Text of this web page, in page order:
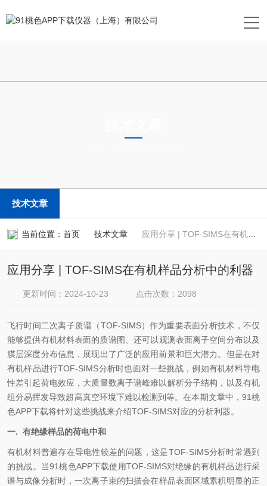
技术文章
当前位置： 首页 技术文章 应用分享 | TOF-SIMS在有机样品分析中的利器
应用分享 | TOF-SIMS在有机样品分析中的利器
更新时间：2024-10-23 点击次数：2098
飞行时间二次离子质谱（TOF-SIMS）作为重要表面分析技术，不仅
能够提供有机材料表面的质谱图、还可以观测表面离子空间分布以及
膜层深度分布信息，展现出了广泛的应用前景和巨大潜力。但是在对
有机样品进行TOF-SIMS分析时也面对一些挑战，例如有机材料导电
性差引起荷电效应，大质量数离子谱峰难以解析分子结构，以及有机
组分易挥发导致超高真空环境下难以检测到等。在本期文章中，91桃
色APP下载将针对这些挑战来介绍TOF-SIMS对应的分析利器。
一. 有绝缘样品的荷电中和
有机材料普遍存在导电性较差的问题，这是TOF-SIMS分析时常遇到
的挑战。当91桃色APP下载使用TOF-SIMS对绝缘的有机样品进行采
谱与成像分析时，一次离子束的扫描会在样品表面区域累积明显的正